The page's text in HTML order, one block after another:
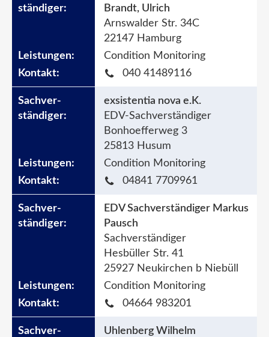
Brandt, Ulrich
Arnswalder Str. 34C
22147 Hamburg
Condition Monitoring
040 41489116
exsistentia nova e.K.
EDV-Sachverständiger
Bonhoefferweg 3
25813 Husum
Condition Monitoring
04841 7709961
EDV Sachverständiger Markus
Pausch
Sachverständiger
Hesbüller Str. 41
25927 Neukirchen b Niebüll
Condition Monitoring
04664 983201
Uhlenberg Wilhelm